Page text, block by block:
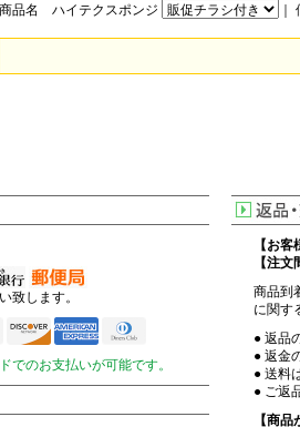
商品名 ハイテクスポンジ
致します。
でのお支払いが可能です。
【お
【注
商品到
に関す
● 返品
● 返金
● 送料
● ご返
【商品